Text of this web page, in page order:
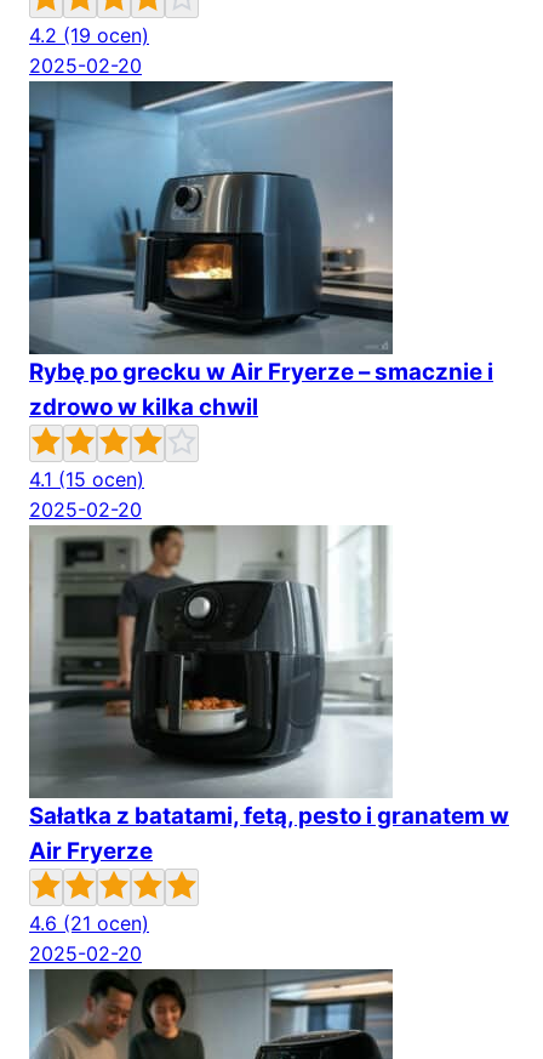
4.2 (19 ocen)
2025-02-20
Rybę po grecku w Air Fryerze – smacznie i
zdrowo w kilka chwil
4.1 (15 ocen)
2025-02-20
Sałatka z batatami, fetą, pesto i granatem w
Air Fryerze
4.6 (21 ocen)
2025-02-20